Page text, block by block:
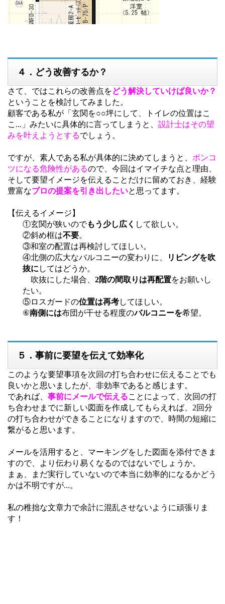
４．どう改善するか？
さて、ではこれらの改善点をどう解決していけば良いか？
ということを検討してみました。
顧客である私が「玄関を○○坪にして、トイレの位置はこ
こ...」みたいに具体的に言ってしまうと、 設計士はその望
みを叶えようとするでしょう。
ですが、素人である私が具体的に決めてしまうと、 ポンコ
ツになる危険性があるので、今回はイマイチな点と理由、
そして要望イメージを伝えることだけに留めておき、経験
豊富なプロの提案を引き出したいと思ってます。
【伝えるイメージ】
①玄関が狭いのでもう少し広く して欲しい。
②斜め框は不要。
③和室の配置は再検討してほしい。
④北側の広大なバルコニーの変わりに、
リビングを吹
抜に してはどうか。
吹抜にした場合、 2階の間取りは再配置をお願いし
たい。
⑤ロスガードの位置は再考してほしい。
⑥南側には布団が干せる程度のバルコニーを希望。
５．事前に要望を伝えて効率化
このような要望事項を次回の打ち合わせに伝えることでも
良いかと思いましたが、非効率であると感じます。
であれば、 事前にメールで伝えることによって、次回の打
ち合わせまでに新しい図面を作成してもらえれば、2回分
の打ち合わせができることになりますので、時間の短縮に
繋がると思います。
メールを活用すると、マーキングをした図面を添付できま
すので、より伝わり易くなるのではないでしょうか。
まぁ、まだ実行していないので本当に効率的になるかどう
かは不明ですが...。
私の稚拙な文章力で余計に混乱させないように頑張りま
す！